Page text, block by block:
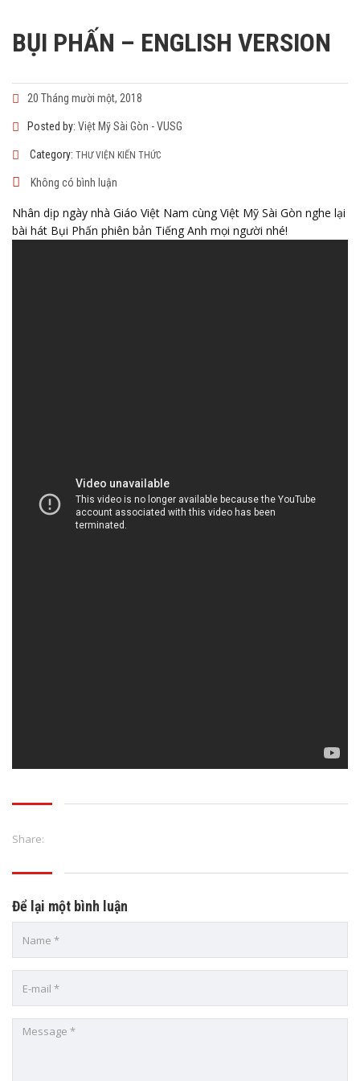
BỤI PHẤN – ENGLISH VERSION
20 Tháng mười một, 2018
Posted by: Việt Mỹ Sài Gòn - VUSG
Category: THƯ VIỆN KIẾN THỨC
Không có bình luận
Nhân dịp ngày nhà Giáo Việt Nam cùng Việt Mỹ Sài Gòn nghe lại
bài hát Bụi Phấn phiên bản Tiếng Anh mọi người nhé!
Share:
Để lại một bình luận